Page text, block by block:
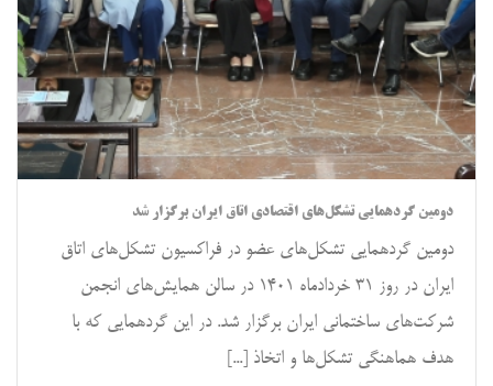
دومین گردهمایی تشکل‌های اقتصادی اتاق ایران برگزار شد
دومین گردهمایی تشکل‌های عضو در فراکسیون تشکل‌های اتاق
ایران در روز ۳۱ خردادماه ۱۴۰۱ در سالن همایش‌های انجمن
شرکت‌های ساختمانی ایران برگزار شد. در این گردهمایی که با
هدف هماهنگی تشکل‌ها و اتخاذ [...]